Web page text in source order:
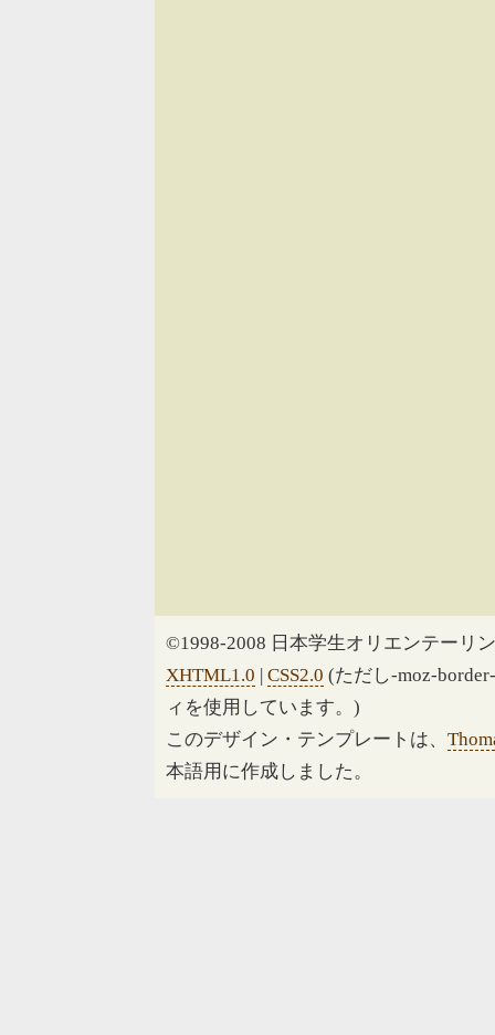
©1998-2008 日本学生オリエンテーリ
XHTML1.0 | CSS2.0 (ただし-moz-
ィを使用しています。)
このデザイン・テンプレートは、
本語用に作成しました。